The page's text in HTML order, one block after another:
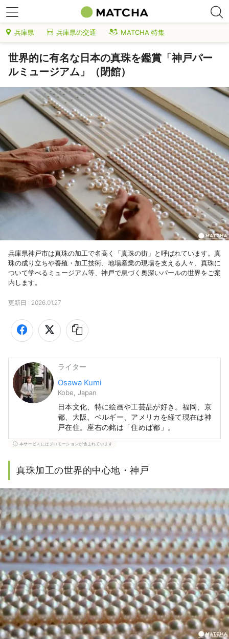
兵庫県 兵庫県の交通 MATCHA 特集
世界的に有名な日本の真珠を鑑賞「神戸パー
ルミュージアム」（閉館）
兵庫県神戸市は真珠の加工で名高く「真珠の街」と呼ばれています。真
珠の成り立ちや養殖・加工技術、地場産業の現場を支える人々、真珠に
ついて学べるミュージアム等、神戸で息づく奥深いパールの世界をご案
内します。
更新日 : 2026.01.27
ライター
Osawa Kumi
Kobe, Japan
日本文化、特に絵画や工芸品が好き。福岡、京
都、大阪、ベルギー、アメリカを経て現在は神
戸在住。座右の銘は「住めば都」。
本サービスにはプロモーションが含まれています
真珠加工の世界的中心地・神戸